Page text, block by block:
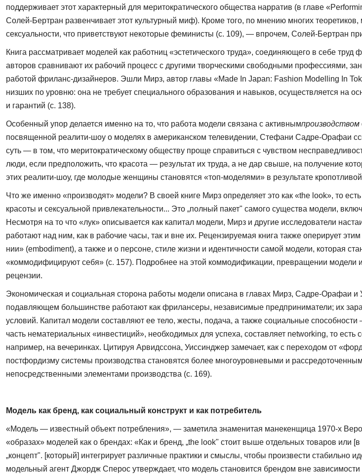
поддерживает этот характерный для меритократического общества нарратив (в главе
Солей-Бертран развенчивает этот культурный миф). Кроме того, по мнению многих
сексуальности, что приветствуют некоторые феминисты (с. 109), — впрочем, Солей-Бертран
Книга рассматривает моделей как работниц «эстетического труда», соединяющего в себе
авторов сравнивают их рабочий процесс с другими творческими свободными профессиями,
работой фриланс-дизайнеров. Эшли Мирз, автор главы «Made In Japan: Fashion Modelling In
низших по уровню: она не тре­бует специального образования и навыков, осуществляется на
и гарантий (с. 138).
Особенный упор делается именно на то, что работа модели связа­на с активнымпроизводством
посвященной реалити-шоу о моде­лях в американском телевидении, Стефани Садре-Орафаи
суть — в том, что меритократическому обществу проще справиться с чувством
люди, если предположить, что красо­та — результат их труда, а не дар свыше, на получение
этих реалити-шоу, где молодые женщины становятся «топ-моделями» в результате
Что же именно «производят» модели? В своей книге Мирз опреде­ляет это как «the look», то
красоты и сексуальной привлека­тельности... Это „полный пакет" самого существа модели,
Несмотря на то что «лук» описывается как капитал модели, Мирз и дру­гие исследователи
работают над ним, как в рабочие часы, так и вне их. Рецензируемая книга также оперирует
нии» (embodiment), а также и о персоне, стиле жизни и идентичности самой модели, которая
«коммодифицируют себя» (c. 157). Подробнее на этой коммодификации, превращении модели
рецензии.
Экономическая и социальная сторона работы модели описана в гла­вах Мирз, Садре-Орафаи и
подавляющем большинстве рабо­тают как фрилансеры, независимые предприниматели; их
условий. Капитал модели составляют ее тело, жесты, подача, а также социальные
часть нематериальных «инвестиций», необходимых для успеха, составляет networking, то
напри­мер, на вечеринках. Цитируя Арвидссона, Уиссинджер замечает, как с переходом от
постфордизму системы производства становятся более многоуровневыми и
непосредственными элементами производства (с. 169).
Модель как бренд, как социальный конструкт и как потребитель
«Модель — известный объект потребления», — заметила знаменитая манекенщица 1970-х
«образах» моделей как о брендах: «Как и бренд, „the look" стоит выше отдельных товаров или
„концепт". [который] интегрирует различные практики и смыс­лы, чтобы произвести стабильно
модельный агент Джордж Сперос утверждает, что модель становится брендом вне